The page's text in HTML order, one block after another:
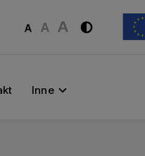
Inne